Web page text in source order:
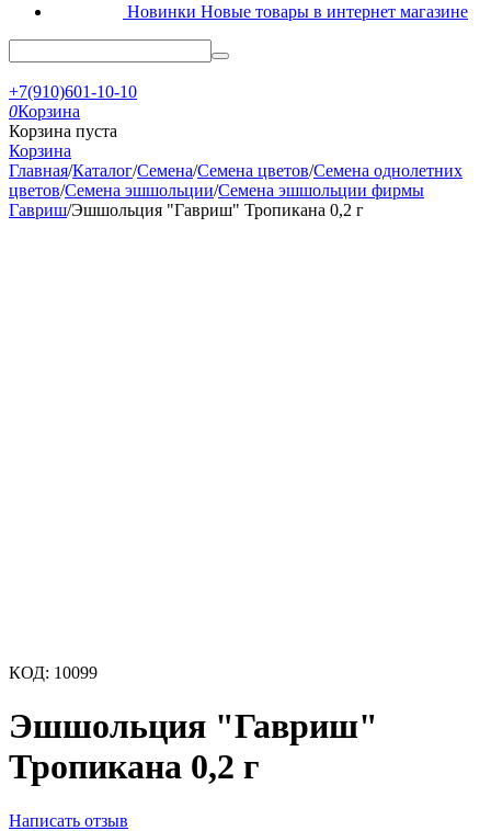
Новинки Новые товары в интернет магазине
+7(910)601-10-10
0Корзина
Корзина пуста
Корзина
Главная/Каталог/Семена/Семена цветов/Семена однолетних
цветов/Семена эшшольции/Семена эшшольции фирмы
Гавриш/Эшшольция "Гавриш" Тропикана 0,2 г
КОД: 10099
Эшшольция "Гавриш"
Тропикана 0,2 г
Написать отзыв